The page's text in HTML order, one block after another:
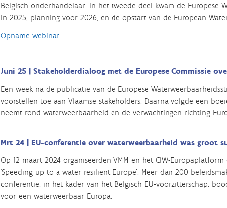
Belgisch onderhandelaar. In het tweede deel kwam de Europese
in 2025, planning voor 2026, en de opstart van de European
Opname webinar
Juni 25 | Stakeholderdialoog met de Europese Commissie o
Een week na de publicatie van de Europese
voorstellen toe aan Vlaamse stakeholders. Daarna volgde een
neemt rond waterweerbaarheid en de verwachtingen richting
Mrt 24 | EU-conferentie over waterweerbaarheid was groot
Op 12 maart 2024 organiseerden VMM en het CIW-
‘Speeding up to a water resilient Europe’. Meer dan 200
conferentie, in het kader van het Belgisch EU-voorzitterschap,
voor een waterweerbaar Europa.